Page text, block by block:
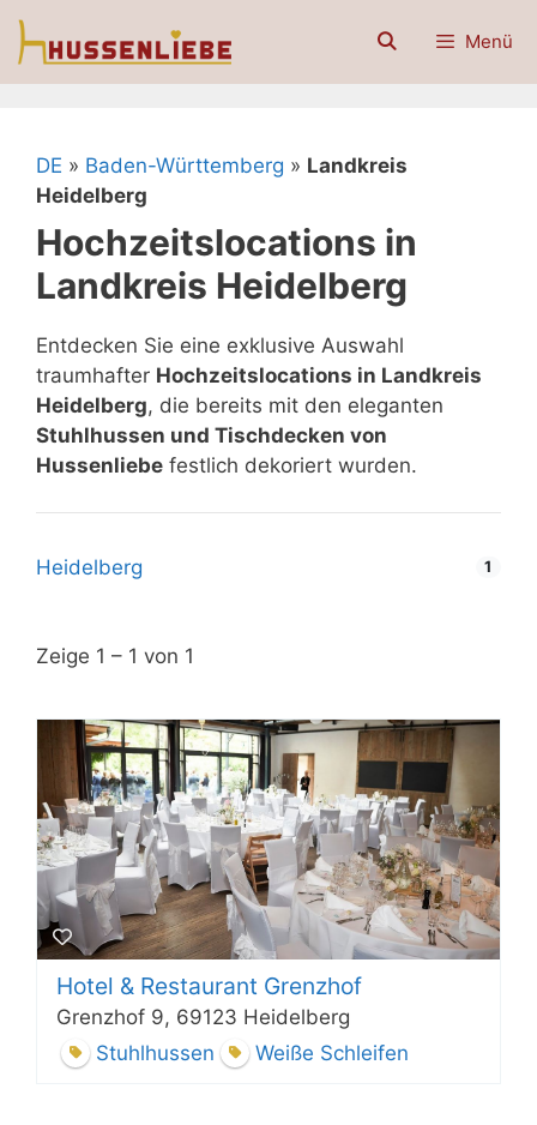
Zum
Inhalt
Menü
DE » Baden-Württemberg » Landkreis
Heidelberg
Hochzeitslocations in
Landkreis Heidelberg
Entdecken Sie eine exklusive Auswahl
traumhafter Hochzeitslocations in Landkreis
Heidelberg, die bereits mit den eleganten
Stuhlhussen und Tischdecken von
Hussenliebe festlich dekoriert wurden.
Heidelberg 1
Zeige 1 – 1 von 1
Hotel & Restaurant Grenzhof
Grenzhof 9, 69123 Heidelberg
Stuhlhussen
Weiße Schleifen